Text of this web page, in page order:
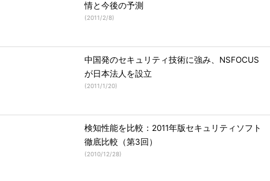
情と今後の予測
(2011/2/8)
中国発のセキュリティ技術に強み、NSFOCUS
が日本法人を設立
(2011/1/20)
検知性能を比較：2011年版セキュリティソフト
徹底比較（第3回）
(2010/12/28)